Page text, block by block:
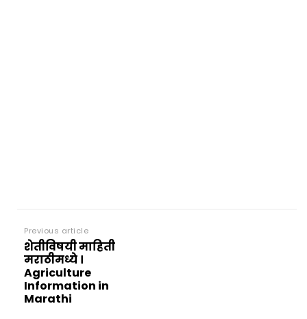
Previous article
शेतीविषयी माहिती
मराठीमध्ये ।
Agriculture
Information in
Marathi